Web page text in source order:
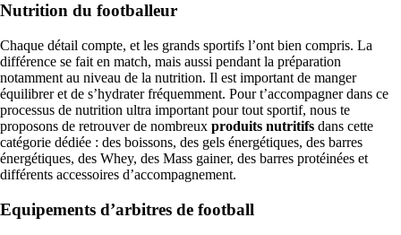
Nutrition du footballeur
Chaque détail compte, et les grands sportifs l’ont bien compris. La
différence se fait en match, mais aussi pendant la préparation
notamment au niveau de la nutrition. Il est important de manger
équilibrer et de s’hydrater fréquemment. Pour t’accompagner dans ce
processus de nutrition ultra important pour tout sportif, nous te
proposons de retrouver de nombreux produits nutritifs dans cette
catégorie dédiée : des boissons, des gels énergétiques, des barres
énergétiques, des Whey, des Mass gainer, des barres protéinées et
différents accessoires d’accompagnement.
Equipements d’arbitres de football